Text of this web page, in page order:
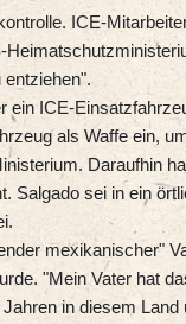
ICE-
ein ICE-
als Waffe ein,
Daraufhin
Salgado sei in ein
mexikanischer"
"Mein Vater hat
in diesem Land